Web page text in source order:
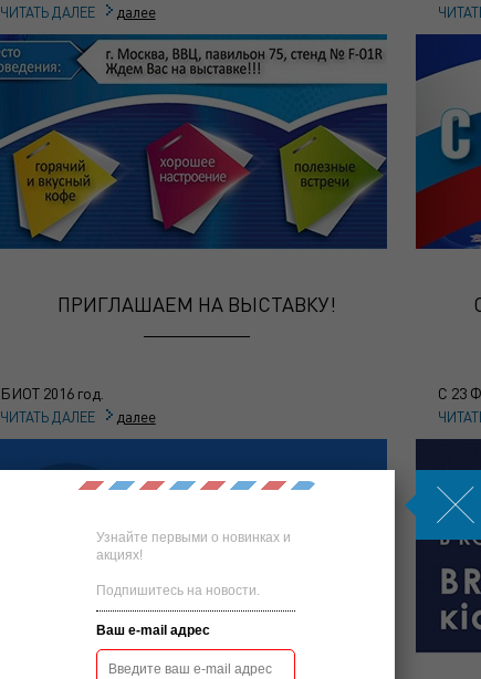
ЧИТАТЬ ДАЛЕЕ далее
ПРИГЛАШАЕМ НА ВЫСТАВКУ!
БИОТ 2016 год.
ЧИТАТЬ ДАЛЕЕ далее
С 23
Узнайте первыми о новинках и
акциях!
Подпишитесь на новости.
Ваш e-mail адрес